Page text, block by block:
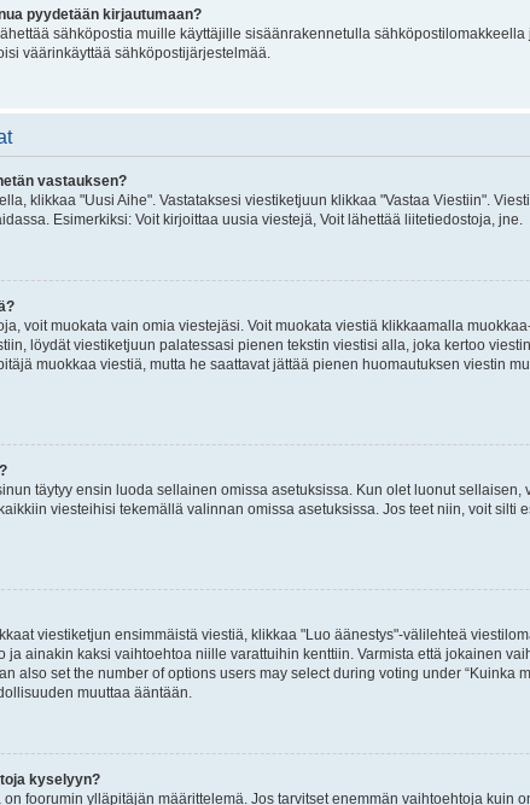
pyydetään kirjautumaan?
sähköpostia muille käyttäjille sisäänrakennetulla
väärinkäyttää sähköpostijärjestelmää.
vastauksen?
klikkaa "Uusi Aihe". Vastataksesi viestiketjuun klikkaa "Vastaa Viestiin".
Esimerkiksi: Voit kirjoittaa uusia viestejä, Voit lähettää liitetiedostoja, jne.
voit muokata vain omia viestejäsi. Voit muokata viestiä klikkaamalla
löydät viestiketjuun palatessasi pienen tekstin viestisi alla, joka kertoo
muokkaa viestiä, mutta he saattavat jättää pienen huomautuksen viestin
täytyy ensin luoda sellainen omissa asetuksissa. Kun olet luonut sellaisen,
viesteihisi tekemällä valinnan omissa asetuksissa. Jos teet niin, voit
viestiketjun ensimmäistä viestiä, klikkaa "Luo äänestys"-välilehteä
ja ainakin kaksi vaihtoehtoa niille varattuihin kenttiin. Varmista että jokainen
also set the number of options users may select during voting under
muuttaa ääntään.
kyselyyn?
foorumin ylläpitäjän määrittelemä. Jos tarvitset enemmän vaihtoehtoja kuin